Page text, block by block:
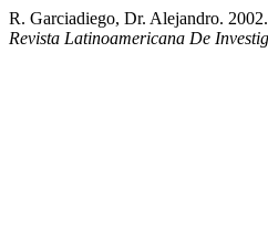
R. Garciadiego, Dr. Alejandro.
Revista Latinoamericana De